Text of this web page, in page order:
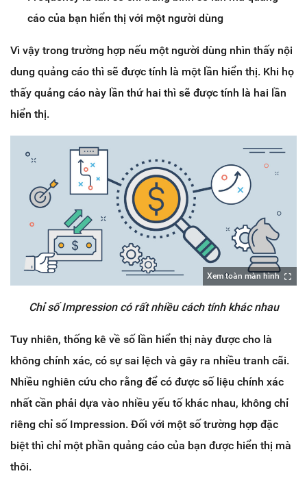
cáo của bạn hiển thị với một người dùng
Vì vậy trong trường hợp nếu một người dùng nhìn thấy nội
dung quảng cáo thì sẽ được tính là một lần hiển thị. Khi họ
thấy quảng cáo này lần thứ hai thì sẽ được tính là hai lần
hiển thị.
Xem toàn màn hình
Chỉ số Impression có rất nhiều cách tính khác nhau
Tuy nhiên, thống kê về số lần hiển thị này được cho là
không chính xác, có sự sai lệch và gây ra nhiều tranh cãi.
Nhiều nghiên cứu cho rằng để có được số liệu chính xác
nhất cần phải dựa vào nhiều yếu tố khác nhau, không chỉ
riêng chỉ số Impression. Đối với một số trường hợp đặc
biệt thì chỉ một phần quảng cáo của bạn được hiển thị mà
thôi.